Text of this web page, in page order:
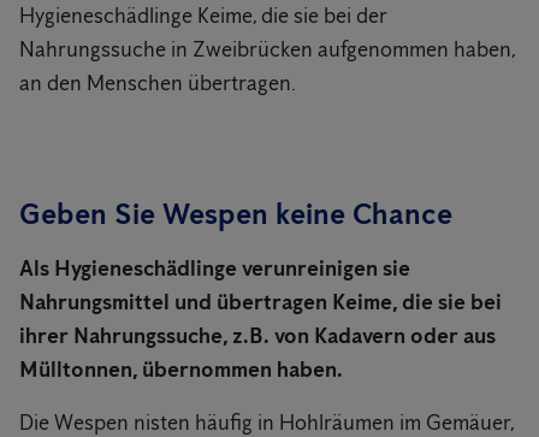
Hygieneschädlinge Keime, die sie bei der
Nahrungssuche in Zweibrücken aufgenommen haben,
an den Menschen übertragen.
Geben Sie Wespen keine Chance
Als Hygieneschädlinge verunreinigen sie
Nahrungsmittel und übertragen Keime, die sie bei
ihrer Nahrungssuche, z.B. von Kadavern oder aus
Mülltonnen, übernommen haben.
Die Wespen nisten häufig in Hohlräumen im Gemäuer,